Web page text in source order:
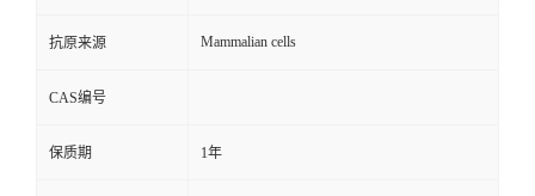
抗原来源 Mammalian cells
CAS编号
保质期 1年